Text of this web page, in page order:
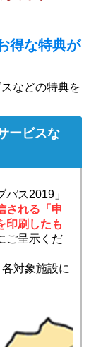
得な特典が
などの特典を
ービスな
パス2019」
される「申
印刷したも
ご呈示くだ
対象施設に